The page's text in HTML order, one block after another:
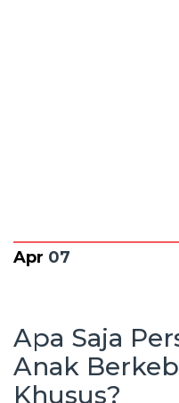
Apr 07
Apa Saja
Anak
Khusus?